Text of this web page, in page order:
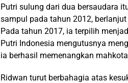
Putri sulung dari dua bersaudara
sampul pada tahun 2012,
Pada tahun 2017, ia terpilih
Putri Indonesia mengutusnya
ia berhasil memenangkan
Ridwan turut berbahagia atas